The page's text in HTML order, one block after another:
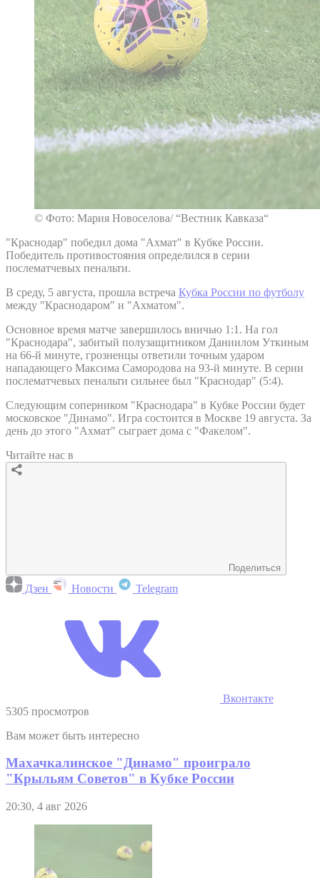
© Фото: Мария Новоселова/ “Вестник Кавказа“
"Краснодар" победил дома "Ахмат" в Кубке России.
Победитель противостояния определился в серии
послематчевых пенальти.
В среду, 5 августа, прошла встреча Кубка России по футболу
между "Краснодаром" и "Ахматом".
Основное время матче завершилось вничью 1:1. На гол
"Краснодара", забитый полузащитником Даниилом Уткиным
на 66-й минуте, грозненцы ответили точным ударом
нападающего Максима Самородова на 93-й минуте. В серии
послематчевых пенальти сильнее был "Краснодар" (5:4).
Следующим соперником "Краснодара" в Кубке России будет
московское "Динамо". Игра состоится в Москве 19 августа. За
день до этого "Ахмат" сыграет дома с "Факелом".
Читайте нас в
Поделиться
Дзен Новости Telegram
Вконтакте
5305 просмотров
Вам может быть интересно
Махачкалинское "Динамо" проиграло
"Крыльям Советов" в Кубке России
20:30, 4 авг 2026